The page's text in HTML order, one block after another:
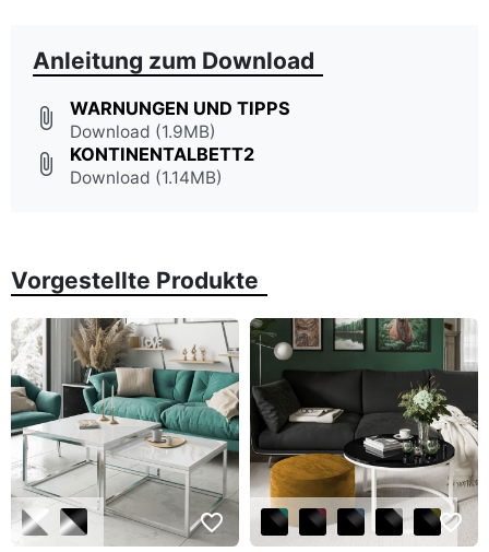
Anleitung zum Download
attach_file WARNUNGEN UND TIPPS
Download (1.9MB)
attach_file KONTINENTALBETT2
Download (1.14MB)
Vorgestellte Produkte
favorite_border favorite_border